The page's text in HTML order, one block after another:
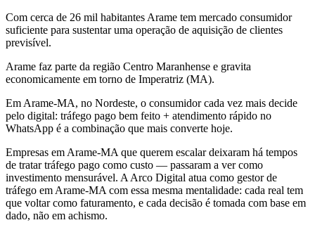
Com cerca de 26 mil habitantes Arame tem mercado consumidor
suficiente para sustentar uma operação de aquisição de clientes
previsível.
Arame faz parte da região Centro Maranhense e gravita
economicamente em torno de Imperatriz (MA).
Em Arame-MA, no Nordeste, o consumidor cada vez mais decide
pelo digital: tráfego pago bem feito + atendimento rápido no
WhatsApp é a combinação que mais converte hoje.
Empresas em Arame-MA que querem escalar deixaram há tempos
de tratar tráfego pago como custo — passaram a ver como
investimento mensurável. A Arco Digital atua como gestor de
tráfego em Arame-MA com essa mesma mentalidade: cada real tem
que voltar como faturamento, e cada decisão é tomada com base em
dado, não em achismo.